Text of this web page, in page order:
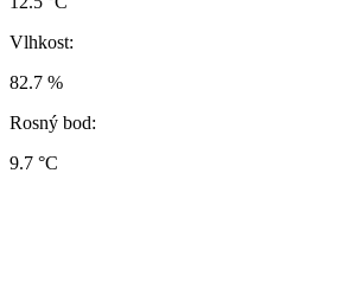
Vlhkost:
82.7 %
Rosný bod:
9.7 °C